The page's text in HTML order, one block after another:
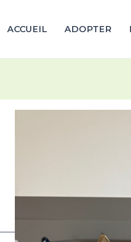
ACCUEIL ADOPTER